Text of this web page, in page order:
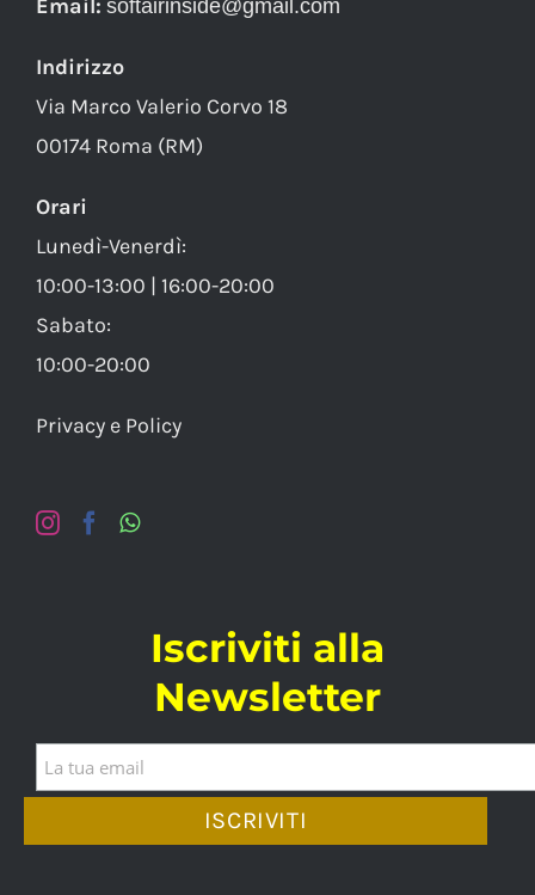
Email: softairinside@gmail.com
Indirizzo
Via Marco Valerio Corvo 18
00174 Roma (RM)
Orari
Lunedì-Venerdì:
10:00-13:00 | 16:00-20:00
Sabato:
10:00-20:00
Privacy e Policy
Iscriviti alla
Newsletter